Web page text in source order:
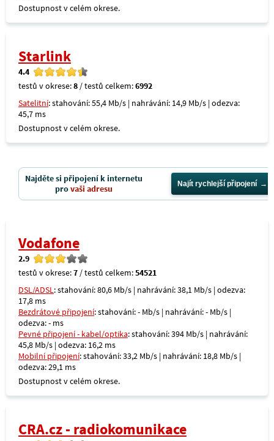
Dostupnost v celém okrese.
Starlink
4.4
testů v okrese:8 / testů celkem:6992
Satelitní: stahování: 55,4 Mb/s | nahrávání: 14,9 Mb/s | odezva:
45,7 ms
Dostupnost v celém okrese.
Najděte si připojení k internetu
provaši adresu Najít rychlejší připojení
Vodafone
2.9
testů v okrese:7 / testů celkem:54521
DSL/ADSL: stahování: 80,6 Mb/s | nahrávání: 38,1 Mb/s | odezva:
17,8 ms
Bezdrátové připojení: stahování: - Mb/s | nahrávání: - Mb/s |
odezva: - ms
Pevné připojení - kabel/optika: stahování: 394 Mb/s | nahrávání:
45,8 Mb/s | odezva: 16,2 ms
Mobilní připojení: stahování: 33,2 Mb/s | nahrávání: 18,8 Mb/s |
odezva: 29,1 ms
Dostupnost v celém okrese.
CRA.cz - radiokomunikace